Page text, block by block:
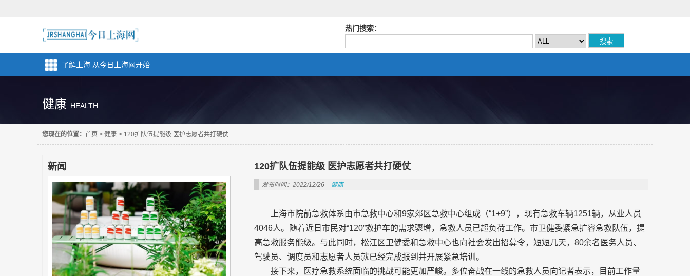
热门搜索：
了解上海 从今日上海网开始
健康 HEALTH
您现在的位置： 首页 > 健康 > 120扩队伍提能级 医护志愿者共打硬仗
新闻 120扩队伍提能级 医护志愿者共打硬仗
发布时间：2022/12/26 健康
上海市院前急救体系由市急救中心和9家郊区急救中心组成（“1+9”），现有急救车辆1251辆，从业人员
4046人。随着近日市民对“120”救护车的需求骤增，急救人员已超负荷工作。市卫健委紧急扩容急救队伍，提
高急救服务能级。与此同时，松江区卫健委和急救中心也向社会发出招募令，短短几天，80余名医务人员、
驾驶员、调度员和志愿者人员就已经完成报到并开展紧急培训。
接下来，医疗急救系统面临的挑战可能更加严峻。多位奋战在一线的急救人员向记者表示，目前工作量